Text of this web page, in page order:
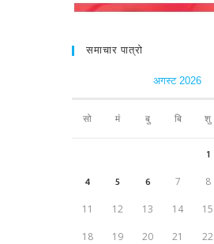
समाचार पात्रो
अगस्ट 2026
सो मं बु बि शु
1
4
5 6 7 8
11 12 13 14 15
18 19 20 21 22